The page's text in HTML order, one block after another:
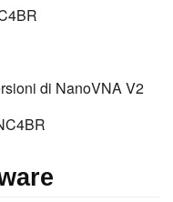
di NanoVNA V2